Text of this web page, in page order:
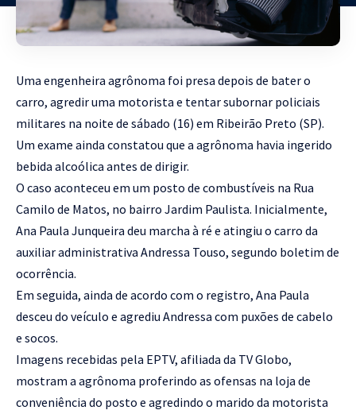
Uma engenheira agrônoma foi presa depois de bater o
carro, agredir uma motorista e tentar subornar policiais
militares na noite de sábado (16) em Ribeirão Preto (SP).
Um exame ainda constatou que a agrônoma havia ingerido
bebida alcoólica antes de dirigir.
O caso aconteceu em um posto de combustíveis na Rua
Camilo de Matos, no bairro Jardim Paulista. Inicialmente,
Ana Paula Junqueira deu marcha à ré e atingiu o carro da
auxiliar administrativa Andressa Touso, segundo boletim de
ocorrência.
Em seguida, ainda de acordo com o registro, Ana Paula
desceu do veículo e agrediu Andressa com puxões de cabelo
e socos.
Imagens recebidas pela EPTV, afiliada da TV Globo,
mostram a agrônoma proferindo as ofensas na loja de
conveniência do posto e agredindo o marido da motorista